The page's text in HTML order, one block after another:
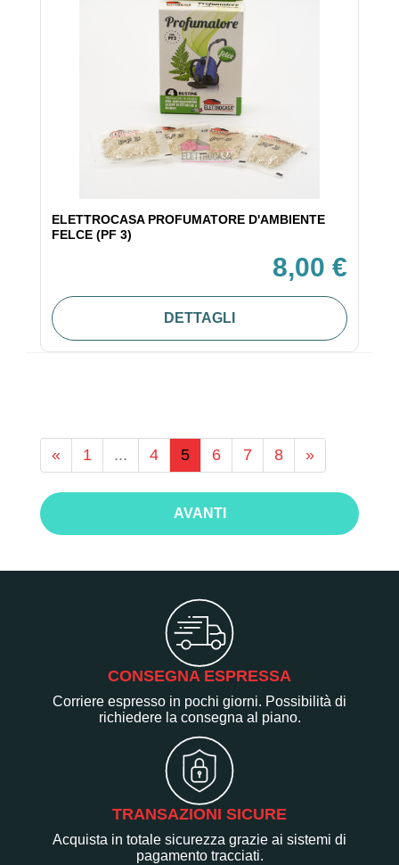
ELETTROCASA PROFUMATORE D'AMBIENTE
FELCE (PF 3)
8,00 €
DETTAGLI
« 1 ... 4 5 6 7 8 »
AVANTI
CONSEGNA ESPRESSA
Corriere espresso in pochi giorni. Possibilità di
richiedere la consegna al piano.
TRANSAZIONI SICURE
Acquista in totale sicurezza grazie ai sistemi di
pagamento tracciati.